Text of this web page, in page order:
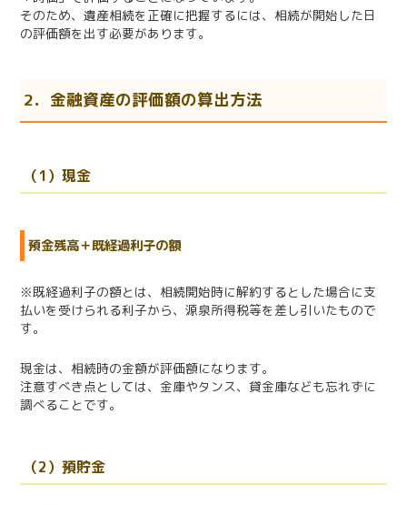
そのため、遺産相続を正確に把握するには、相続が開始した日
の評価額を出す必要があります。
2．金融資産の評価額の算出方法
（1）現金
預金残高＋既経過利子の額
※既経過利子の額とは、相続開始時に解約するとした場合に支
払いを受けられる利子から、源泉所得税等を差し引いたもので
す。
現金は、相続時の金額が評価額になります。
注意すべき点としては、金庫やタンス、貸金庫なども忘れずに
調べることです。
（2）預貯金